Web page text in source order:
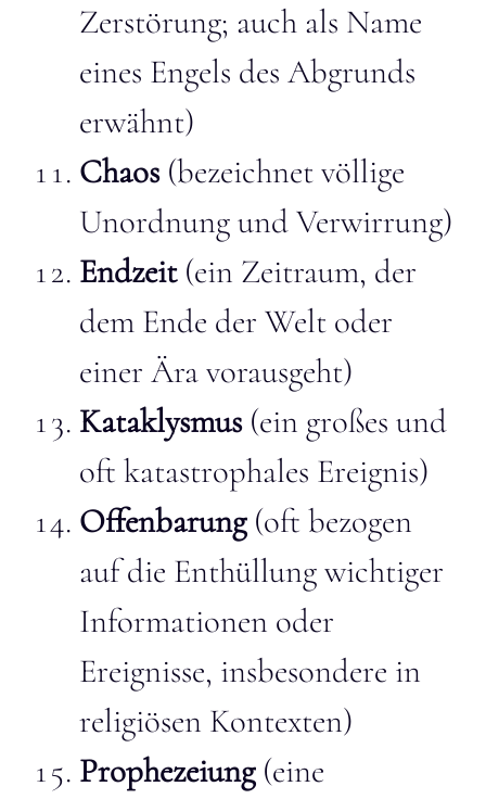
Zerstörung; auch als Name
eines Engels des Abgrunds
erwähnt)
Chaos(bezeichnet völlige
Unordnung und Verwirrung)
Endzeit(ein Zeitraum, der
dem Ende der Welt oder
einer Ära vorausgeht)
Kataklysmus(ein großes und
oft katastrophales Ereignis)
Offenbarung(oft bezogen
auf die Enthüllung wichtiger
Informationen oder
Ereignisse, insbesondere in
religiösen Kontexten)
Prophezeiung(eine